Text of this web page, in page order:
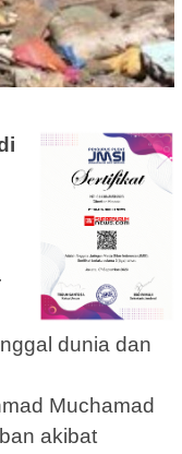
dunia dan
Muchamad
akibat